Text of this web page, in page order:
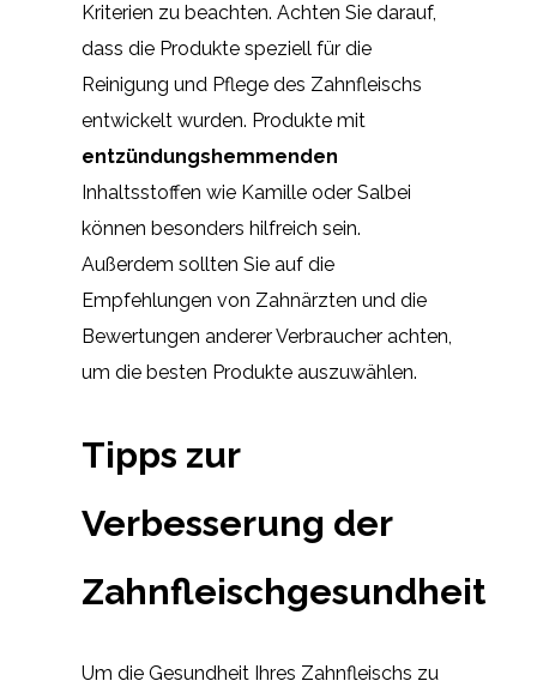
Kriterien zu beachten. Achten Sie darauf,
dass die Produkte speziell für die
Reinigung und Pflege des Zahnfleischs
entwickelt wurden. Produkte mit
entzündungshemmenden
Inhaltsstoffen wie Kamille oder Salbei
können besonders hilfreich sein.
Außerdem sollten Sie auf die
Empfehlungen von Zahnärzten und die
Bewertungen anderer Verbraucher achten,
um die besten Produkte auszuwählen.
Tipps zur
Verbesserung der
Zahnfleischgesundheit
Um die Gesundheit Ihres Zahnfleischs zu